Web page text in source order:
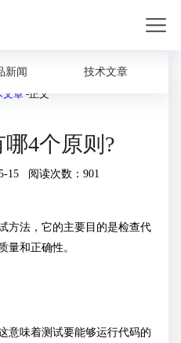
新闻
技术文章
文章 -正文
4个原则?
15 阅读次数：901
方法，它的主要目的是检查代
量和正确性。
意味着测试要能够运行代码的